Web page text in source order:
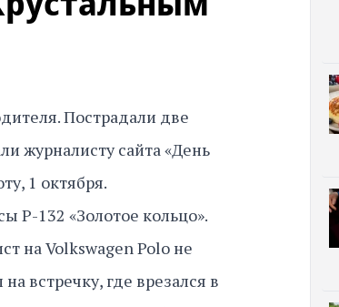
Пострадали две
журналисту сайта «День
1 октября.
Р-132 «Золотое кольцо».
на Volkswagen Polo не
встречку, где врезался в